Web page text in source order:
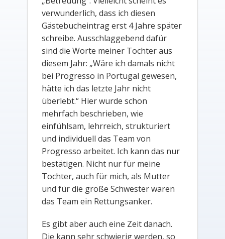
verwunderlich, dass ich diesen
Gästebucheintrag erst 4 Jahre später
schreibe. Ausschlaggebend dafür
sind die Worte meiner Tochter aus
diesem Jahr: „Wäre ich damals nicht
bei Progresso in Portugal gewesen,
hätte ich das letzte Jahr nicht
überlebt.“ Hier wurde schon
mehrfach beschrieben, wie
einfühlsam, lehrreich, strukturiert
und individuell das Team von
Progresso arbeitet. Ich kann das nur
bestätigen. Nicht nur für meine
Tochter, auch für mich, als Mutter
und für die große Schwester waren
das Team ein Rettungsanker.
Es gibt aber auch eine Zeit danach.
Die kann sehr schwierig werden, so